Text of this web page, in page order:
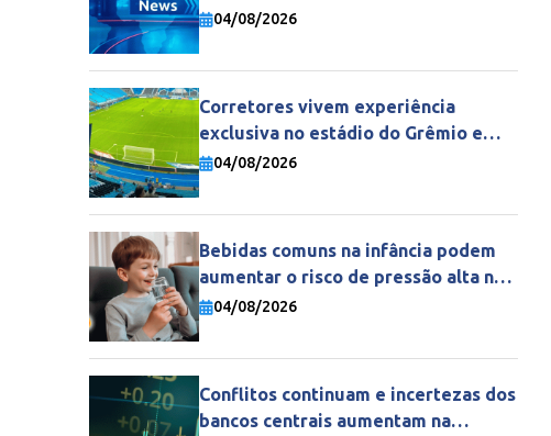
04/08/2026
Corretores vivem experiência
exclusiva no estádio do Grêmio e
fortalecem parceria com a Gente
04/08/2026
Bebidas comuns na infância podem
aumentar o risco de pressão alta na
vida adulta
04/08/2026
Conflitos continuam e incertezas dos
bancos centrais aumentam na